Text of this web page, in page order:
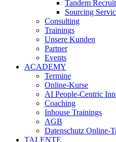
Tandem
Sourcing
Consulting
Trainings
Unsere Kunden
Partner
Events
ACADEMY
Termine
Online-Kurse
AI People-Centric
Coaching
Inhouse Trainings
AGB
Datenschutz Online-
TALENTE